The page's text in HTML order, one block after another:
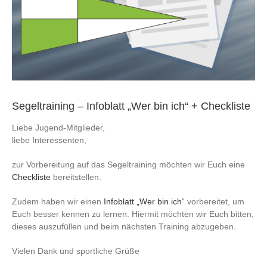
Segeltraining – Infoblatt „Wer bin ich“ + Checkliste
Liebe Jugend-Mitglieder,
liebe Interessenten,
zur Vorbereitung auf das Segeltraining möchten wir Euch eine
Checkliste bereitstellen.
Zudem haben wir einen Infoblatt „Wer bin ich“ vorbereitet, um
Euch besser kennen zu lernen. Hiermit möchten wir Euch bitten,
dieses auszufüllen und beim nächsten Training abzugeben.
Vielen Dank und sportliche Grüße